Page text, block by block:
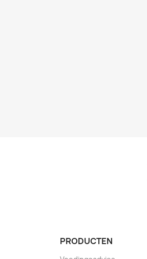
PRODUCTEN